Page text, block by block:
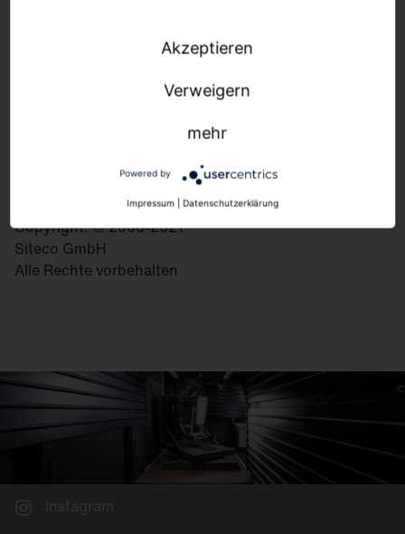
Inhaltlich Verantwortlicher gemäß § 18 Absatz 2 MStV:
Geschäftliche Anschrift:
Copyright: © 2006-2021
Siteco GmbH
Alle Rechte vorbehalten
Instagram
Akzeptieren
Verweigern
mehr
Powered by
Impressum | Datenschutzerklärung